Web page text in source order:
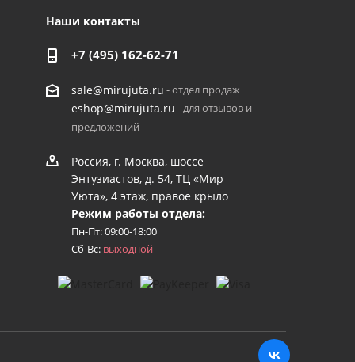
Наши контакты
+7 (495) 162-62-71
sale@mirujuta.ru - отдел продаж
eshop@mirujuta.ru - для отзывов и
предложений
Россия, г. Москва, шоссе
Энтузиастов, д. 54, ТЦ «Мир
Уюта», 4 этаж, правое крыло
Режим работы отдела:
Пн-Пт: 09:00-18:00
Сб-Вс: выходной